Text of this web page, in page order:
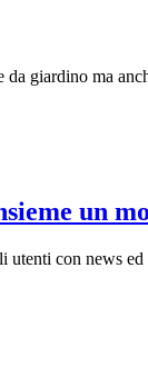
da giardino ma
un
utenti con news